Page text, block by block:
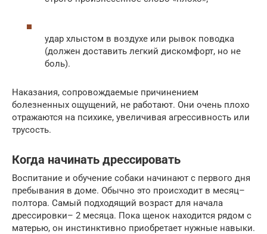
удар хлыстом в воздухе или рывок поводка
(должен доставить легкий дискомфорт, но не
боль).
Наказания, сопровождаемые причинением
болезненных ощущений, не работают. Они очень плохо
отражаются на психике, увеличивая агрессивность или
трусость.
Когда начинать дрессировать
Воспитание и обучение собаки начинают с первого дня
пребывания в доме. Обычно это происходит в месяц–
полтора. Самый подходящий возраст для начала
дрессировки– 2 месяца. Пока щенок находится рядом с
матерью, он инстинктивно приобретает нужные навыки.